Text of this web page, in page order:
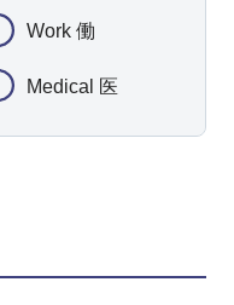
Work 働
Medical 医